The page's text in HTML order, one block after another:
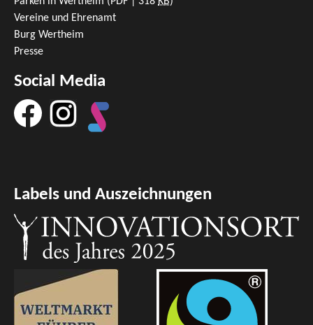
Vereine und Ehrenamt
Burg Wertheim
Presse
Social Media
Labels und Auszeichnungen